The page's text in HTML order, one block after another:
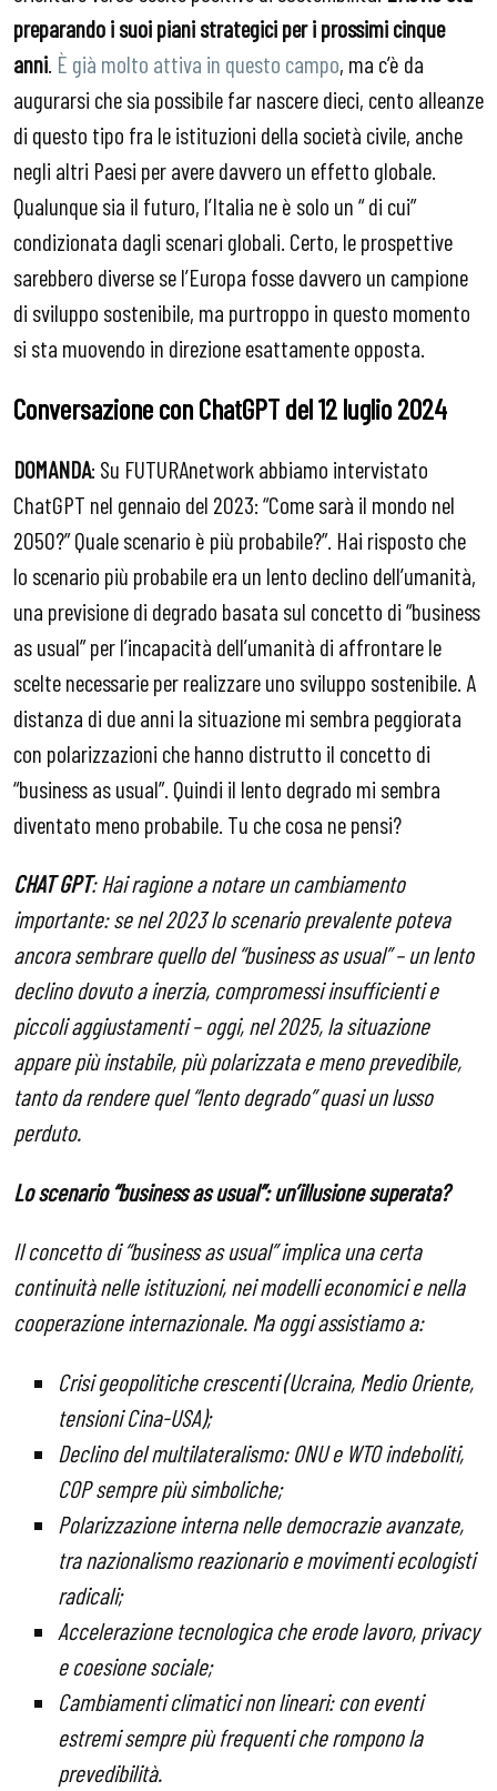
preparando i suoi piani strategici per i prossimi cinque
anni. È già molto attiva in questo campo, ma c’è da
augurarsi che sia possibile far nascere dieci, cento alleanze
di questo tipo fra le istituzioni della società civile, anche
negli altri Paesi per avere davvero un effetto globale.
Qualunque sia il futuro, l’Italia ne è solo un “ di cui”
condizionata dagli scenari globali. Certo, le prospettive
sarebbero diverse se l’Europa fosse davvero un campione
di sviluppo sostenibile, ma purtroppo in questo momento
si sta muovendo in direzione esattamente opposta.
Conversazione con ChatGPT del 12 luglio 2024
DOMANDA: Su FUTURAnetwork abbiamo intervistato
ChatGPT nel gennaio del 2023: “Come sarà il mondo nel
2050?” Quale scenario è più probabile?”. Hai risposto che
lo scenario più probabile era un lento declino dell’umanità,
una previsione di degrado basata sul concetto di “business
as usual” per l’incapacità dell’umanità di affrontare le
scelte necessarie per realizzare uno sviluppo sostenibile. A
distanza di due anni la situazione mi sembra peggiorata
con polarizzazioni che hanno distrutto il concetto di
“business as usual”. Quindi il lento degrado mi sembra
diventato meno probabile. Tu che cosa ne pensi?
CHAT GPT: Hai ragione a notare un cambiamento
importante: se nel 2023 lo scenario prevalente poteva
ancora sembrare quello del “business as usual” – un lento
declino dovuto a inerzia, compromessi insufficienti e
piccoli aggiustamenti – oggi, nel 2025, la situazione
appare più instabile, più polarizzata e meno prevedibile,
tanto da rendere quel “lento degrado” quasi un lusso
perduto.
Lo scenario “business as usual”: un’illusione superata?
Il concetto di “business as usual” implica una certa
continuità nelle istituzioni, nei modelli economici e nella
cooperazione internazionale. Ma oggi assistiamo a:
Crisi geopolitiche crescenti (Ucraina, Medio Oriente,
tensioni Cina-USA);
Declino del multilateralismo: ONU e WTO indeboliti,
COP sempre più simboliche;
Polarizzazione interna nelle democrazie avanzate,
tra nazionalismo reazionario e movimenti ecologisti
radicali;
Accelerazione tecnologica che erode lavoro, privacy
e coesione sociale;
Cambiamenti climatici non lineari: con eventi
estremi sempre più frequenti che rompono la
prevedibilità.